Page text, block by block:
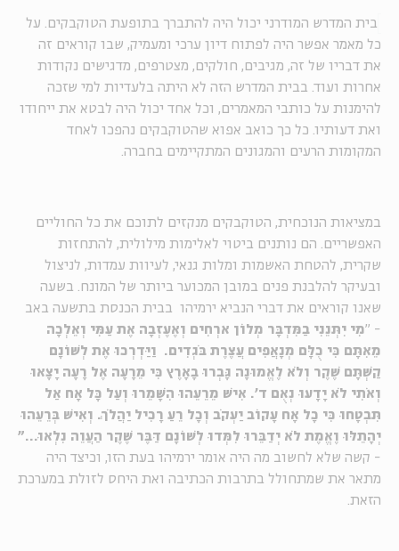
בית המדרש המודרני יכול היה להתברך בתופעת הטוקבקים. על
כל מאמר אפשר היה לפתוח דיון ערכי ומעמיק, שבו קוראים זה
את דבריו של זה, מגיבים, חולקים, מצטרפים, מדגישים נקודות
אחרות ועוד. בבית המדרש הזה לא היתה בלעדיות למי שזכה
להימנות על כותבי המאמרים, וכל אחד יכול היה לבטא את ייחודו
ואת דעותיו. כל כך כואב אפוא שהטוקבקים נהפכו לאחד
המקומות הרעים והמגונים המתקיימים בחברה.
במציאות הנוכחית, הטוקבקים מנקזים לתוכם את כל החוליים
האפשריים. הם נותנים ביטוי לאלימות מילולית, להתחזות
שקרית, להטחת האשמות ומלות גנאי, לעיוות עמדות, לניצול
ובעיקר להלבנת פנים במובן המכוער ביותר של המונח. בשעה
שאנו קוראים את דברי הנביא ירמיהו בבית הכנסת בתשעה באב
- "מִי יִתְּנֵנִי בַמִּדְבָּר מְלוֹן ארְחִים וְאֶעֶזְבָה אֶת עַמִּי וְאֵלְכָה
מֵאִתָּם כִּי כֻלָּם מְנָאֲפִים עֲצֶרֶת בֹּגְדִים. וַיַּדְרְכוּ אֶת לְשׁוֹנָם
קַשְׁתָּם שֶׁקֶר וְלֹא לֶאֱמוּנָה גָּבְרוּ בָאָרֶץ כִּי מֵרָעָה אֶל רָעָה יָצָאוּ
וְאֹתִי לֹא יָדָעוּ נְאֻם ד'. אִישׁ מֵרֵעֵהוּ הִשָּׁמֵרוּ וְעַל כָּל אָח אַל
תִּבְטָחוּ כִּי כָל אָח עָקוֹב יַעְקֹב וְכָל רֵעַ רָכִיל יַהֲלֹךְ. וְאִישׁ בְּרֵעֵהוּ
יְהָתֵלּוּ וֶאֱמֶת לֹא יְדַבֵּרוּ לִמְּדוּ לְשׁוֹנָם דַּבֶּר שֶׁקֶר הַעֲוֵה נִלְאוּ..."
- קשה שלא לחשוב מה היה אומר ירמיהו בעת הזו, וכיצד היה
מתאר את שמתחולל בתרבות הכתיבה ואת היחס לזולת במערכת
הזאת.